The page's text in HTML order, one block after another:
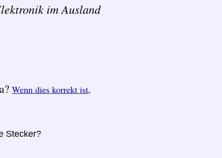
im Ausland
Wenn dies korrekt ist,
Stecker?